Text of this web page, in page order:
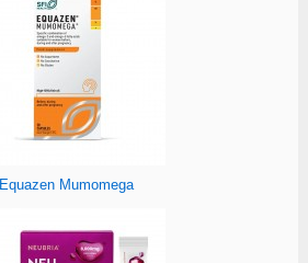
Equazen Mumomega